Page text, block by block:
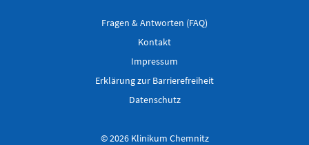
0172 - 377
Neurochirurgischer
Bereitschaftsdienst
Fragen & Antworten (FAQ)
Kontakt
Impressum
Erklärung zur Barrierefreiheit
Datenschutz
© 2026 Klinikum Chemnitz